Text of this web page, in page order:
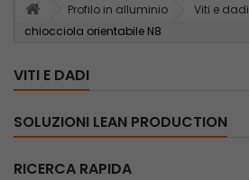
Profilo in alluminio Viti e dadi
chiocciola orientabile N8
VITI E DADI
SOLUZIONI LEAN PRODUCTION
RICERCA RAPIDA